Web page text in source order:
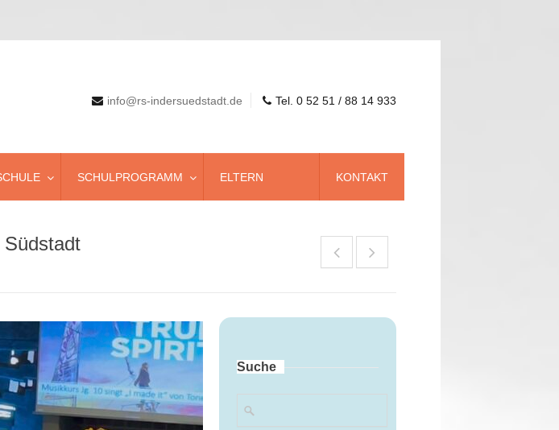
info@rs-indersuedstadt.de Tel. 0 52 51 / 88 14 933
Green-Keeper
Robotik
Tanzen
Schulgarten
Schülersanitäter*innen
Schülerzeitung
Sankt Vincenz Campus
Paderborner Baskets
SCHULPROGRAMM ELTERN KONTAKT
Suche